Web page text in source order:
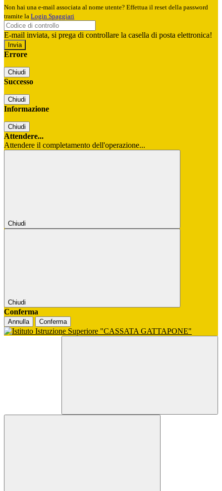
Non hai una e-mail associata al nome utente? Effettua il reset della password
tramite la Login Spaggiari
E-mail inviata, si prega di controllare la casella di posta elettronica!
Errore
Chiudi
Successo
Chiudi
Informazione
Chiudi
Attendere...
Attendere il completamento dell'operazione...
Chiudi
Chiudi
Conferma
Annulla Conferma